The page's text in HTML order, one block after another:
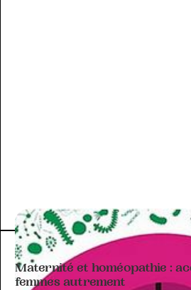
ARTICLE À THÉMATIQUE
Maternité et homéopathie :
femmes autrement